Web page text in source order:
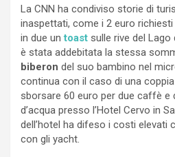
La CNN ha condiviso storie di
inaspettati, come i 2 euro
in due untoast sulle rive del
è stata addebitata la stessa
biberon del suo bambino nel
continua con il caso di una
sborsare 60 euro per due caffè e
d’acqua presso l’Hotel Cervo in
dell’hotel ha difeso i costi elevati
con gli yacht.